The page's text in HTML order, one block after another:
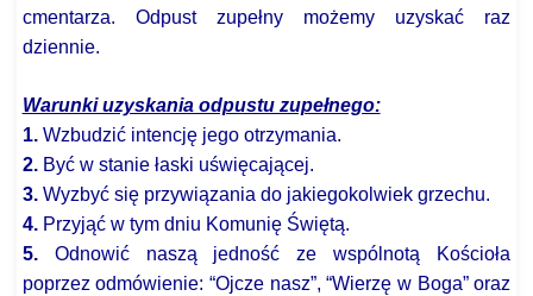
cmentarza. Odpust zupełny możemy uzyskać raz
dziennie.
Warunki uzyskania odpustu zupełnego:
1.Wzbudzić intencję jego otrzymania.
2.Być w stanie łaski uświęcającej.
3.Wyzbyć się przywiązania do jakiegokolwiek grzechu.
4.Przyjąć w tym dniu Komunię Świętą.
5.Odnowić naszą jedność ze wspólnotą Kościoła
poprzez odmówienie: “Ojcze nasz”, “Wierzę w Boga” oraz